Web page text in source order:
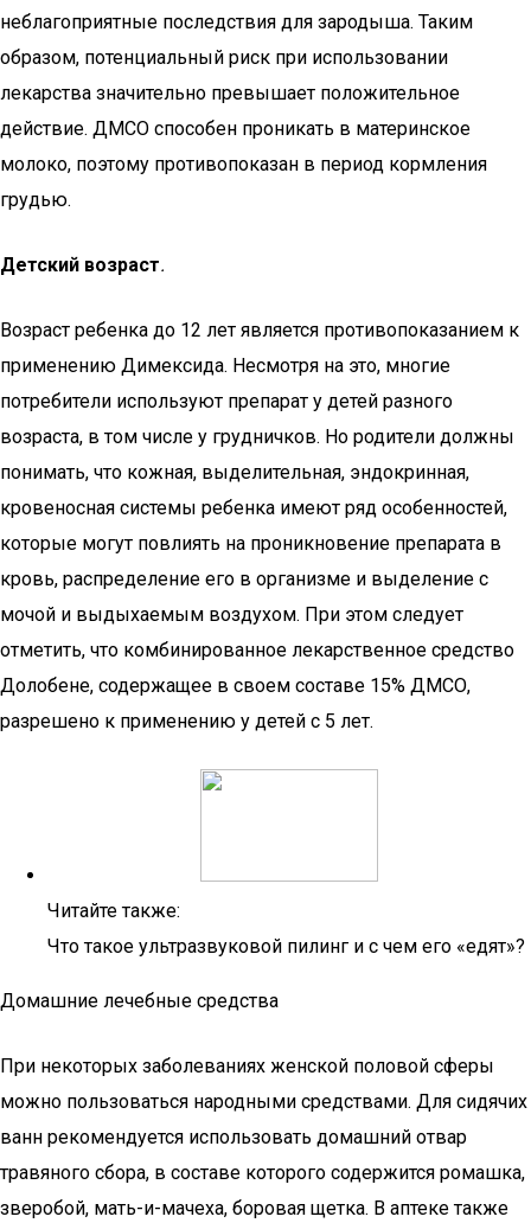
неблагоприятные последствия для зародыша. Таким
образом, потенциальный риск при использовании
лекарства значительно превышает положительное
действие. ДМСО способен проникать в материнское
молоко, поэтому противопоказан в период кормления
грудью.
Детский возраст.
Возраст ребенка до 12 лет является противопоказанием к
применению Димексида. Несмотря на это, многие
потребители используют препарат у детей разного
возраста, в том числе у грудничков. Но родители должны
понимать, что кожная, выделительная, эндокринная,
кровеносная системы ребенка имеют ряд особенностей,
которые могут повлиять на проникновение препарата в
кровь, распределение его в организме и выделение с
мочой и выдыхаемым воздухом. При этом следует
отметить, что комбинированное лекарственное средство
Долобене, содержащее в своем составе 15% ДМСО,
разрешено к применению у детей с 5 лет.
Читайте также:
Что такое ультразвуковой пилинг и с чем его «едят»?
Домашние лечебные средства
При некоторых заболеваниях женской половой сферы
можно пользоваться народными средствами. Для сидячих
ванн рекомендуется использовать домашний отвар
травяного сбора, в составе которого содержится ромашка,
зверобой, мать-и-мачеха, боровая щетка. В аптеке также